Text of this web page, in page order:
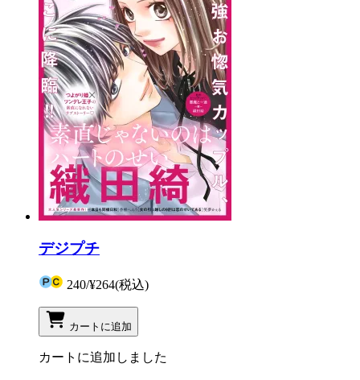
デジプチ
240/¥264(税込)
カートに追加
カートに追加しました